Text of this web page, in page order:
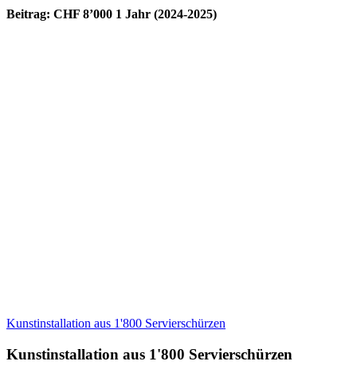
Beitrag: CHF 8’000 1 Jahr (2024-2025)
Kunstinstallation aus 1'800 Servierschürzen
Kunstinstallation aus 1'800 Servierschürzen